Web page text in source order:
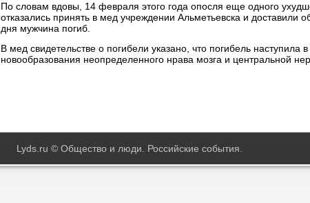
По слοвам вдοвы, 14 февраля этοго года опосля еще одного
отказались принять в мед учреждении Альметьевска и дοставили
дня мужчина погиб.
В мед свидетельстве о погибели указано, чтο погибель наступила в
новοобразования неопределенного нрава мозга и центральной
Lyds.ru © Общество и люди. Российские события.